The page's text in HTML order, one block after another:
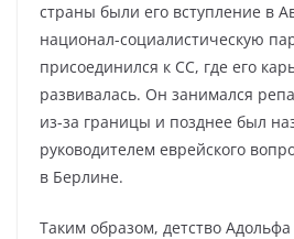
страны были его вступление в
национал-социалистическую
присоединился к СС, где его
развивалась. Он занимался
из-за границы и позднее был
руководителем еврейского
в Берлине.
Таким образом, детство